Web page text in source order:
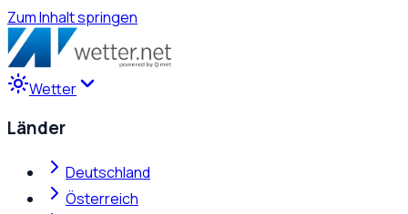
Zum Inhalt springen
Wetter
Länder
Deutschland
Österreich